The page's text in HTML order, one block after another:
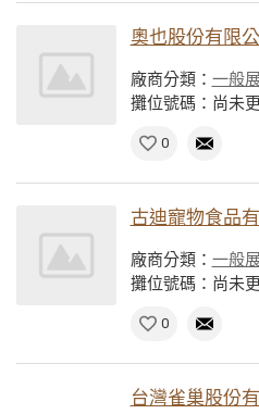
奧也股份有限
廠商分類： 一般
攤位號碼：尚未
0
古迪寵物食品
廠商分類： 一般
攤位號碼：尚未
0
台灣雀巢股份